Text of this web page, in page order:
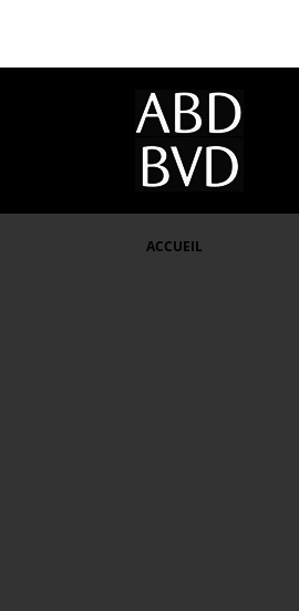
ACCUEIL